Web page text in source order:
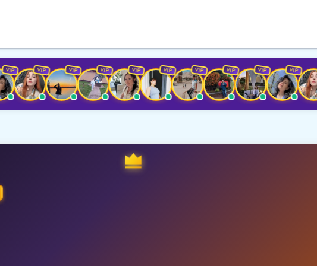
VIP VIP VIP VIP VIP VIP VIP VIP VIP VIP